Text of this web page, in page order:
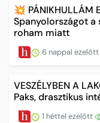
💥 PÁNIKHULLÁM
Spanyolországot
roham miatt
6 nappal ezelőtt
VESZÉLYBEN A
Paks, drasztikus
1 héttel ezelőtt